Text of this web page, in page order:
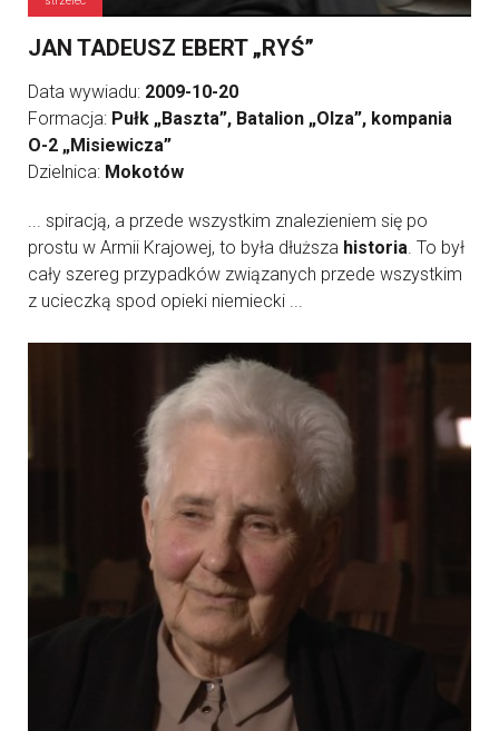
JAN TADEUSZ EBERT „RYŚ”
Data wywiadu: 2009-10-20
Formacja: Pułk „Baszta”, Batalion „Olza”, kompania
O-2 „Misiewicza”
Dzielnica: Mokotów
... spiracją, a przede wszystkim znalezieniem się po
prostu w Armii Krajowej, to była dłuższa historia. To był
cały szereg przypadków związanych przede wszystkim
z ucieczką spod opieki niemiecki ...